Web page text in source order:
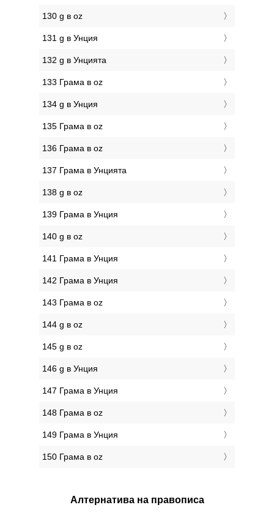
130 g в oz
131 g в Унция
132 g в Унцията
133 Грама в oz
134 g в Унция
135 Грама в oz
136 Грама в oz
137 Грама в Унцията
138 g в oz
139 Грама в Унция
140 g в oz
141 Грама в Унция
142 Грама в Унция
143 Грама в oz
144 g в oz
145 g в oz
146 g в Унция
147 Грама в Унция
148 Грама в oz
149 Грама в Унция
150 Грама в oz
Алтернатива на правописа